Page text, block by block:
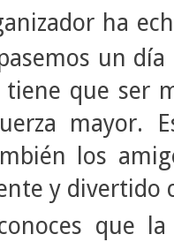
ha
un
que ser
mayor.
los
y divertido
que